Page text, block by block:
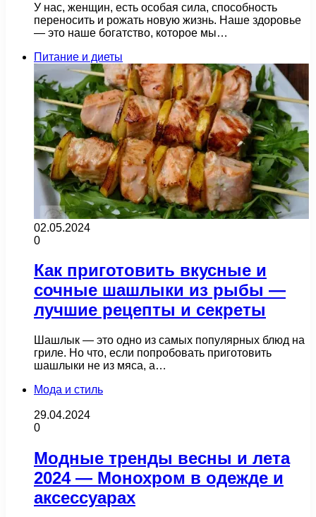
У нас, женщин, есть особая сила, способность
переносить и рожать новую жизнь. Наше здоровье
— это наше богатство, которое мы…
Питание и диеты
02.05.2024
0
Как приготовить вкусные и
сочные шашлыки из рыбы —
лучшие рецепты и секреты
Шашлык — это одно из самых популярных блюд на
гриле. Но что, если попробовать приготовить
шашлыки не из мяса, а…
Мода и стиль
29.04.2024
0
Модные тренды весны и лета
2024 — Монохром в одежде и
аксессуарах